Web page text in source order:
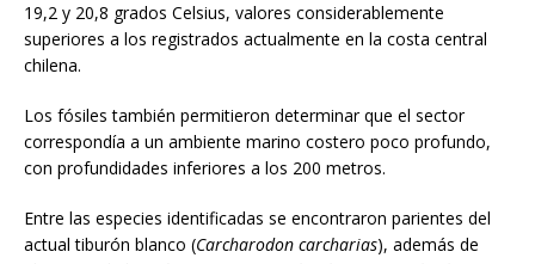
19,2 y 20,8 grados Celsius, valores considerablemente
superiores a los registrados actualmente en la costa central
chilena.
Los fósiles también permitieron determinar que el sector
correspondía a un ambiente marino costero poco profundo,
con profundidades inferiores a los 200 metros.
Entre las especies identificadas se encontraron parientes del
actual tiburón blanco (Carcharodon carcharias), además de